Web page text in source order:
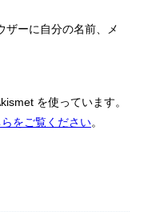
ザーに自分の名前、メ
を使っています。
をご覧ください。